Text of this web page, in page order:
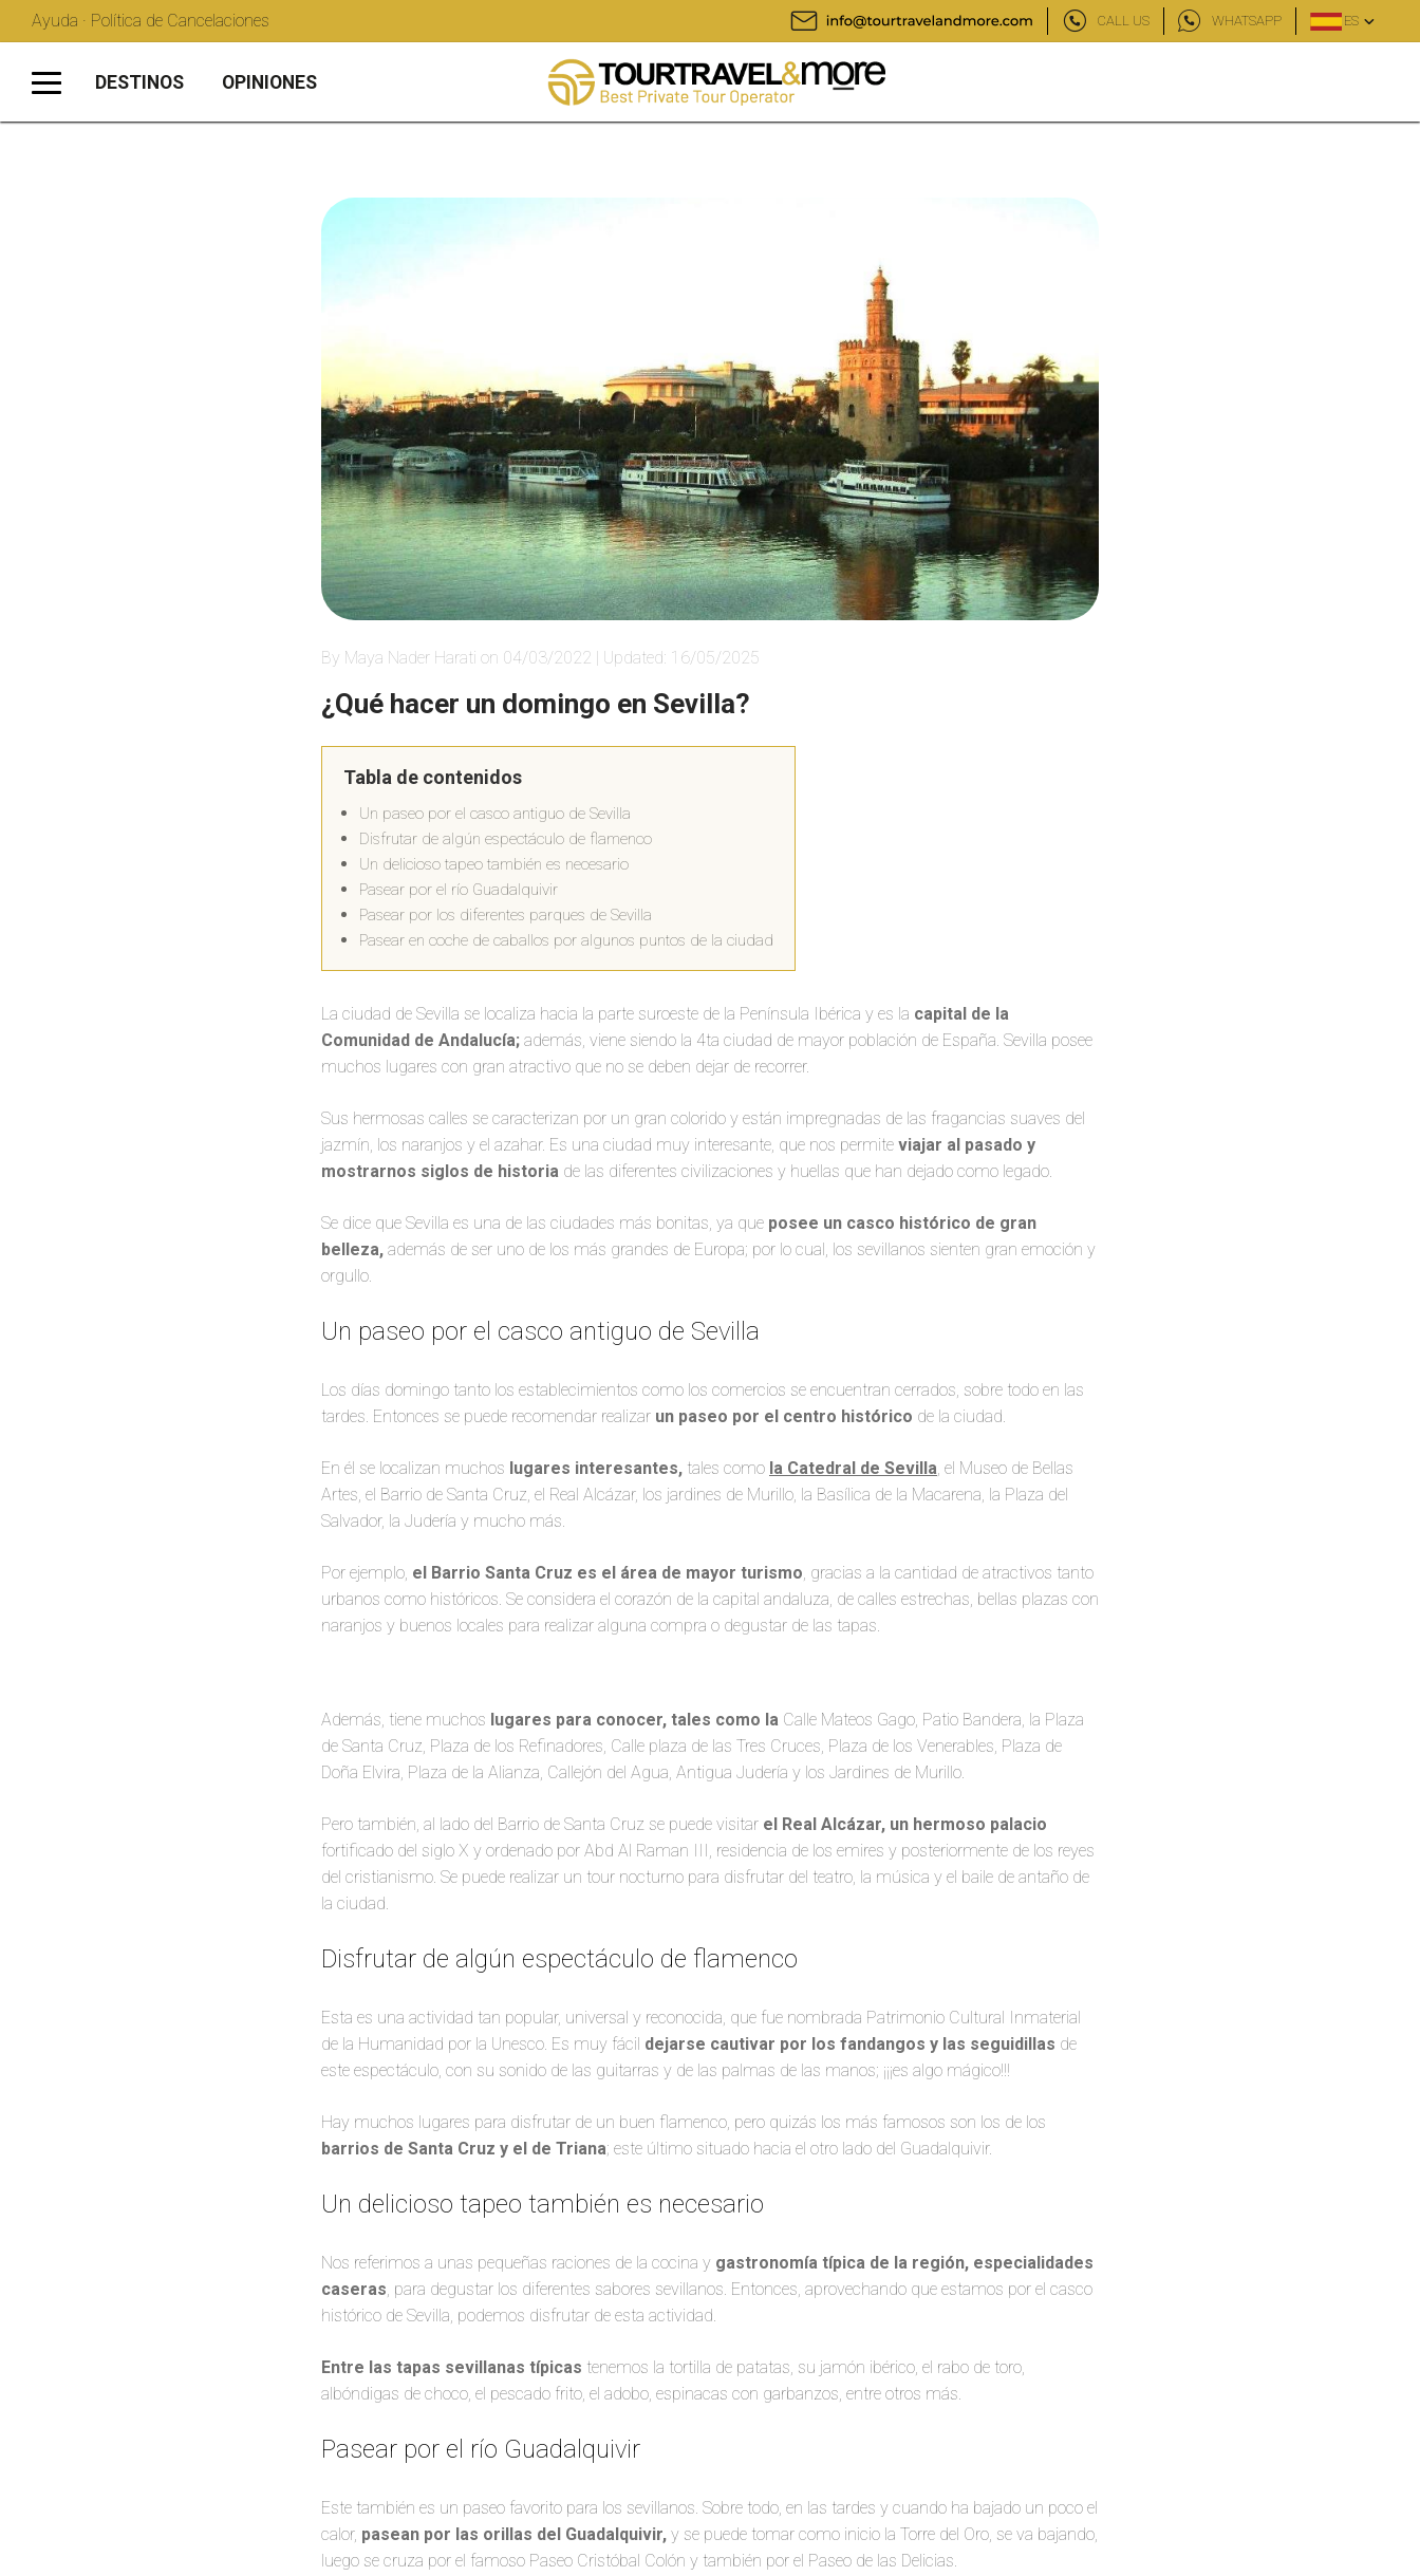
Ayuda · Política de Cancelaciones CALL US WHATSAPP ES
DESTINOS OPINIONES
By Maya Nader Harati on 04/03/2022 | Updated: 16/05/2025
¿Qué hacer un domingo en Sevilla?
Tabla de contenidos
Un paseo por el casco antiguo de Sevilla
Disfrutar de algún espectáculo de flamenco
Un delicioso tapeo también es necesario
Pasear por el río Guadalquivir
Pasear por los diferentes parques de Sevilla
Pasear en coche de caballos por algunos puntos de la ciudad
La ciudad de Sevilla se localiza hacia la parte suroeste de la Península Ibérica y es la capital de la
Comunidad de Andalucía; además, viene siendo la 4ta ciudad de mayor población de España. Sevilla posee
muchos lugares con gran atractivo que no se deben dejar de recorrer.
Sus hermosas calles se caracterizan por un gran colorido y están impregnadas de las fragancias suaves del
jazmín, los naranjos y el azahar. Es una ciudad muy interesante, que nos permite viajar al pasado y
mostrarnos siglos de historia de las diferentes civilizaciones y huellas que han dejado como legado.
Se dice que Sevilla es una de las ciudades más bonitas, ya que posee un casco histórico de gran
belleza, además de ser uno de los más grandes de Europa; por lo cual, los sevillanos sienten gran emoción y
orgullo.
Un paseo por el casco antiguo de Sevilla
Los días domingo tanto los establecimientos como los comercios se encuentran cerrados, sobre todo en las
tardes. Entonces se puede recomendar realizar un paseo por el centro histórico de la ciudad.
En él se localizan muchos lugares interesantes, tales como la Catedral de Sevilla, el Museo de Bellas
Artes, el Barrio de Santa Cruz, el Real Alcázar, los jardines de Murillo, la Basílica de la Macarena, la Plaza del
Salvador, la Judería y mucho más.
Por ejemplo, el Barrio Santa Cruz es el área de mayor turismo, gracias a la cantidad de atractivos tanto
urbanos como históricos. Se considera el corazón de la capital andaluza, de calles estrechas, bellas plazas con
naranjos y buenos locales para realizar alguna compra o degustar de las tapas.
Además, tiene muchos lugares para conocer, tales como la Calle Mateos Gago, Patio Bandera, la Plaza
de Santa Cruz, Plaza de los Refinadores, Calle plaza de las Tres Cruces, Plaza de los Venerables, Plaza de
Doña Elvira, Plaza de la Alianza, Callejón del Agua, Antigua Judería y los Jardines de Murillo.
Pero también, al lado del Barrio de Santa Cruz se puede visitar el Real Alcázar, un hermoso palacio
fortificado del siglo X y ordenado por Abd Al Raman III, residencia de los emires y posteriormente de los reyes
del cristianismo. Se puede realizar un tour nocturno para disfrutar del teatro, la música y el baile de antaño de
la ciudad.
Disfrutar de algún espectáculo de flamenco
Esta es una actividad tan popular, universal y reconocida, que fue nombrada Patrimonio Cultural Inmaterial
de la Humanidad por la Unesco. Es muy fácil dejarse cautivar por los fandangos y las seguidillas de
este espectáculo, con su sonido de las guitarras y de las palmas de las manos; ¡¡¡es algo mágico!!!
Hay muchos lugares para disfrutar de un buen flamenco, pero quizás los más famosos son los de los
barrios de Santa Cruz y el de Triana; este último situado hacia el otro lado del Guadalquivir.
Un delicioso tapeo también es necesario
Nos referimos a unas pequeñas raciones de la cocina y gastronomía típica de la región, especialidades
caseras, para degustar los diferentes sabores sevillanos. Entonces, aprovechando que estamos por el casco
histórico de Sevilla, podemos disfrutar de esta actividad.
Entre las tapas sevillanas típicas tenemos la tortilla de patatas, su jamón ibérico, el rabo de toro,
albóndigas de choco, el pescado frito, el adobo, espinacas con garbanzos, entre otros más.
Pasear por el río Guadalquivir
Este también es un paseo favorito para los sevillanos. Sobre todo, en las tardes y cuando ha bajado un poco el
calor, pasean por las orillas del Guadalquivir, y se puede tomar como inicio la Torre del Oro, se va bajando,
luego se cruza por el famoso Paseo Cristóbal Colón y también por el Paseo de las Delicias.